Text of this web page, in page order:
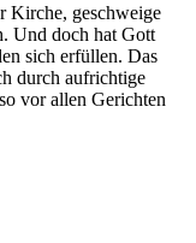
Kirche, geschweige
Und doch hat Gott
sich erfüllen. Das
durch aufrichtige
vor allen Gerichten